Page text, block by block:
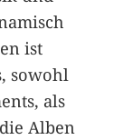
ist
sowohl
als
Alben